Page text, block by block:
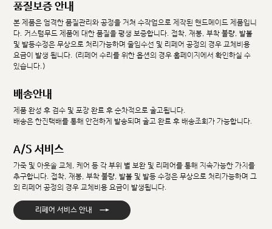
품질보증 안내
본 제품은 엄격한 품질관리와 공정을 거쳐 수작업으로 제작된 핸드메이드 제품입니
다. 커스텀무드 제품에 대한 품질을 평생 보증합니다. 접착, 재봉, 부착 불량, 발볼
및 발등수정은 무상으로 처리가능하며 줄임수선 및 리페어 공정의 경우 교체비용
요금이 발생 됩니다. (리페어 수리를 위한 옵션의 경우 홈페이지에서 확인하실 수
있습니다.)
배송안내
제품 완성 후 검수 및 포장 완료 후 순차적으로 출고됩니다.
배송은 한진택배를 통해 안전하게 발송되며 출고 완료 후 배송조회가 가능합니다.
A/S 서비스
가죽 및 아웃솔 교체, 케어 등 각 부위 별 보완 및 리페어를 통해 지속가능한 가치를
추구합니다. 접착, 재봉, 부착 불량, 발볼 및 발등 수정은 무상으로 처리가능하며 그
외 리페어 공정의 경우 교체비용 요금이 발생됩니다.
리페어 서비스 안내 →